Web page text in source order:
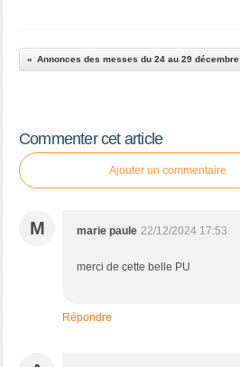
Annonces des messes du 24 au 29 décembre
Commenter cet article
Ajouter un commentaire
M marie paule 22/12/2024 17:53
merci de cette belle PU
Répondre